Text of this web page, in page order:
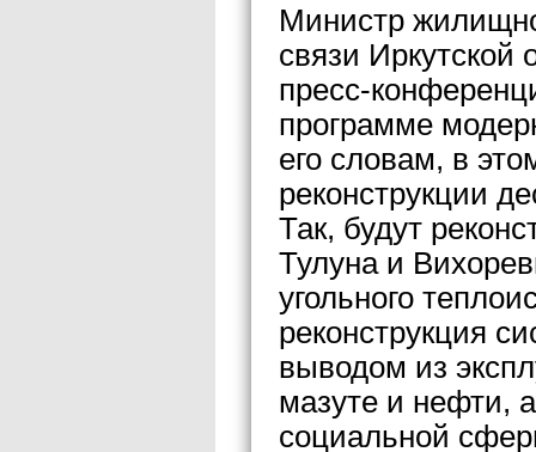
Министр
связи Иркутской
пресс-
программе
его словам, в
реконструкции
Так, будут
Тулуна и
угольного
реконструкция
выводом из
мазуте и нефти,
социальной